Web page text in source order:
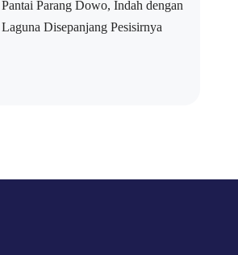
Pantai Parang Dowo, Indah dengan
Laguna Disepanjang Pesisirnya